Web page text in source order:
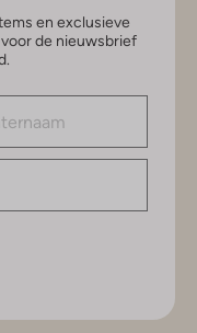
en exclusieve
de nieuwsbrief